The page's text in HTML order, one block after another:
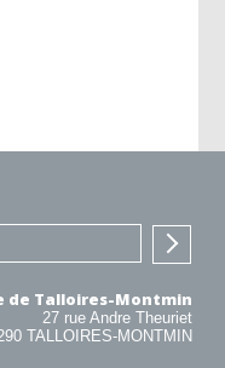
de Talloires-Montmin
27 rue Andre Theuriet
TALLOIRES-MONTMIN